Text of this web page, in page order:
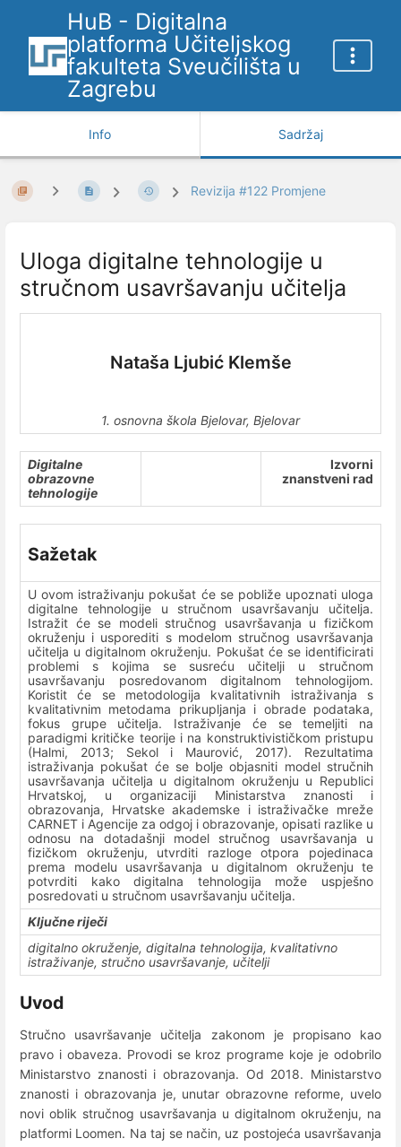
HuB - Digitalna
platforma Učiteljskog
fakulteta Sveučilišta u
Zagrebu
Info Sadržaj
Revizija #122 Promjene
Uloga digitalne tehnologije u
stručnom usavršavanju učitelja
Nataša Ljubić Klemše
1. osnovna škola Bjelovar, Bjelovar
Digitalne
obrazovne
tehnologije
Izvorni
znanstveni rad
Sažetak
U ovom istraživanju pokušat će se pobliže upoznati uloga
digitalne tehnologije u stručnom usavršavanju učitelja.
Istražit će se modeli stručnog usavršavanja u fizičkom
okruženju i usporediti s modelom stručnog usavršavanja
učitelja u digitalnom okruženju. Pokušat će se identificirati
problemi s kojima se susreću učitelji u stručnom
usavršavanju posredovanom digitalnom tehnologijom.
Koristit će se metodologija kvalitativnih istraživanja s
kvalitativnim metodama prikupljanja i obrade podataka,
fokus grupe učitelja. Istraživanje će se temeljiti na
paradigmi kritičke teorije i na konstruktivističkom pristupu
(Halmi, 2013; Sekol i Maurović, 2017). Rezultatima
istraživanja pokušat će se bolje objasniti model stručnih
usavršavanja učitelja u digitalnom okruženju u Republici
Hrvatskoj, u organizaciji Ministarstva znanosti i
obrazovanja, Hrvatske akademske i istraživačke mreže
CARNET i Agencije za odgoj i obrazovanje, opisati razlike u
odnosu na dotadašnji model stručnog usavršavanja u
fizičkom okruženju, utvrditi razloge otpora pojedinaca
prema modelu usavršavanja u digitalnom okruženju te
potvrditi kako digitalna tehnologija može uspješno
posredovati u stručnom usavršavanju učitelja.
Ključne riječi
digitalno okruženje, digitalna tehnologija, kvalitativno
istraživanje, stručno usavršavanje, učitelji
Uvod
Stručno usavršavanje učitelja zakonom je propisano kao
pravo i obaveza. Provodi se kroz programe koje je odobrilo
Ministarstvo znanosti i obrazovanja. Od 2018. Ministarstvo
znanosti i obrazovanja je, unutar obrazovne reforme, uvelo
novi oblik stručnog usavršavanja u digitalnom okruženju, na
platformi Loomen. Na taj se način, uz postojeća usavršavanja